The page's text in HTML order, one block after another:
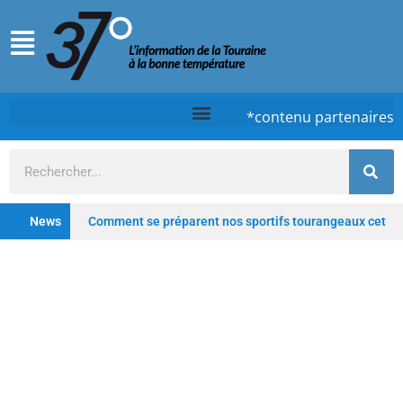
*contenu partenaires
News Comment se préparent nos sportifs tourangeaux cet